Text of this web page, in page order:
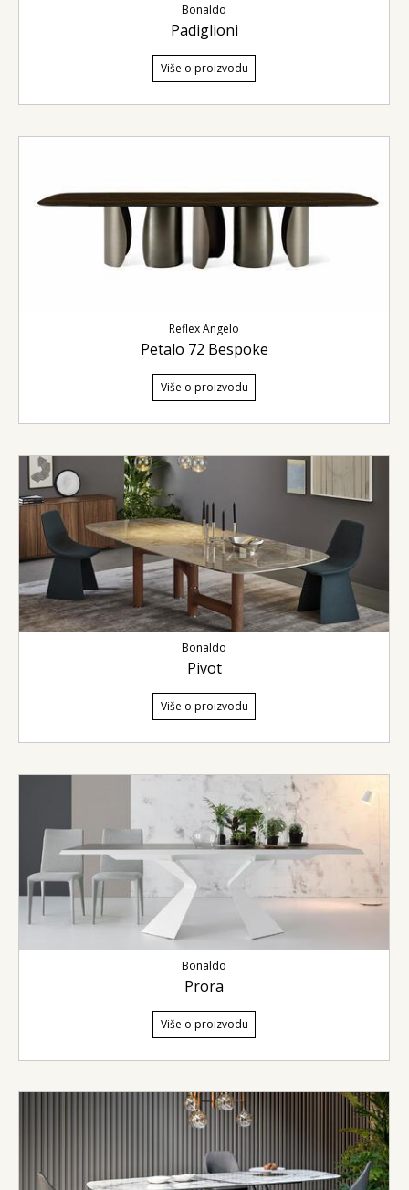
Bonaldo
Padiglioni
Više o proizvodu
Reflex Angelo
Petalo 72 Bespoke
Više o proizvodu
Bonaldo
Pivot
Više o proizvodu
Bonaldo
Prora
Više o proizvodu